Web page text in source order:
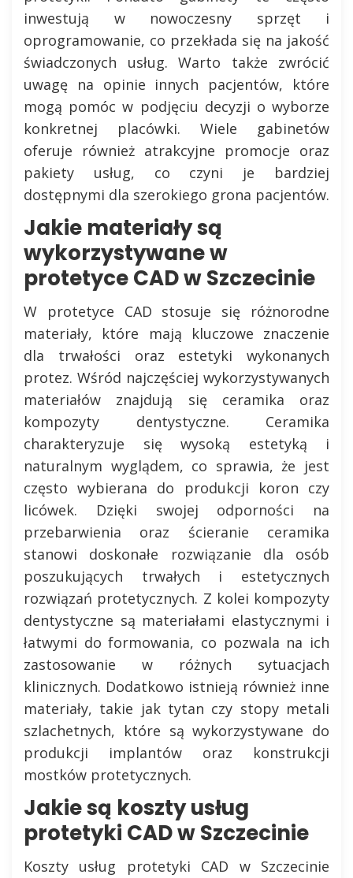
inwestują w nowoczesny sprzęt i
oprogramowanie, co przekłada się na jakość
świadczonych usług. Warto także zwrócić
uwagę na opinie innych pacjentów, które
mogą pomóc w podjęciu decyzji o wyborze
konkretnej placówki. Wiele gabinetów
oferuje również atrakcyjne promocje oraz
pakiety usług, co czyni je bardziej
dostępnymi dla szerokiego grona pacjentów.
Jakie materiały są
wykorzystywane w
protetyce CAD w Szczecinie
W protetyce CAD stosuje się różnorodne
materiały, które mają kluczowe znaczenie
dla trwałości oraz estetyki wykonanych
protez. Wśród najczęściej wykorzystywanych
materiałów znajdują się ceramika oraz
kompozyty dentystyczne. Ceramika
charakteryzuje się wysoką estetyką i
naturalnym wyglądem, co sprawia, że jest
często wybierana do produkcji koron czy
licówek. Dzięki swojej odporności na
przebarwienia oraz ścieranie ceramika
stanowi doskonałe rozwiązanie dla osób
poszukujących trwałych i estetycznych
rozwiązań protetycznych. Z kolei kompozyty
dentystyczne są materiałami elastycznymi i
łatwymi do formowania, co pozwala na ich
zastosowanie w różnych sytuacjach
klinicznych. Dodatkowo istnieją również inne
materiały, takie jak tytan czy stopy metali
szlachetnych, które są wykorzystywane do
produkcji implantów oraz konstrukcji
mostków protetycznych.
Jakie są koszty usług
protetyki CAD w Szczecinie
Koszty usług protetyki CAD w Szczecinie